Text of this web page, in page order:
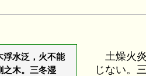
浮水泛，火不能
之木。三冬湿
土燥火
じない。